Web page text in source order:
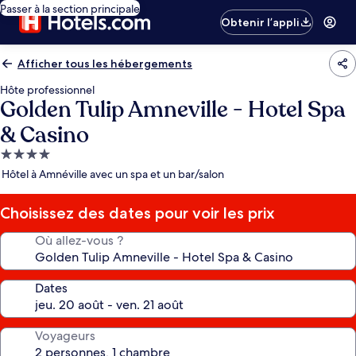
Passer à la section principale
Obtenir l’appli
Afficher tous les hébergements
Hôte professionnel
Golden Tulip Amneville - Hotel Spa
& Casino
Hébergement
4.0 étoiles
Hôtel à Amnéville avec un spa et un bar/salon
Choisissez des dates pour voir les prix
Où allez-vous ?
Dates
Voyageurs